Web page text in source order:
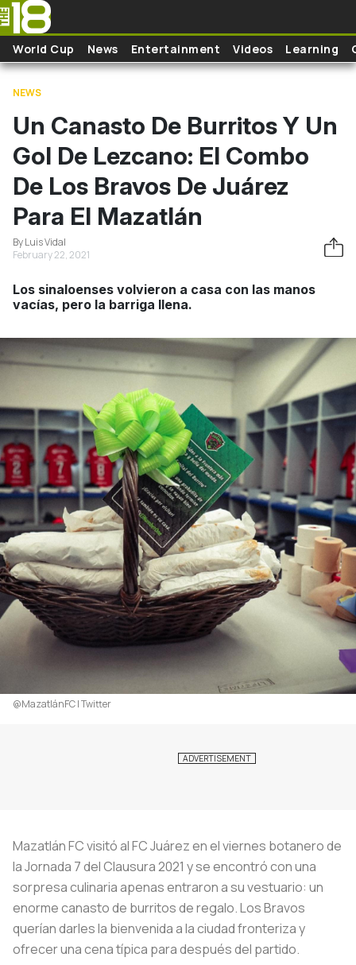
Skip to main content
World Cup News Entertainment Videos Learning
NEWS
Un Canasto De Burritos Y Un
Gol De Lezcano: El Combo
De Los Bravos De Juárez
Para El Mazatlán
By Luis Vidal
February 22, 2021
Los sinaloenses volvieron a casa con las manos
vacías, pero la barriga llena.
@MazatlánFC | Twitter
Mazatlán FC visitó al FC Juárez en el viernes botanero de
la Jornada 7 del Clausura 2021 y se encontró con una
sorpresa culinaria apenas entraron a su vestuario: un
enorme canasto de burritos de regalo. Los Bravos
querían darles la bienvenida a la ciudad fronteriza y
ofrecer una cena típica para después del partido.